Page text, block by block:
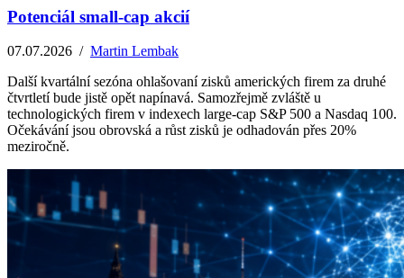
Potenciál small-cap akcií
07.07.2026 / Martin Lembak
Další kvartální sezóna ohlašovaní zisků amerických firem za druhé
čtvrtletí bude jistě opět napínavá. Samozřejmě zvláště u
technologických firem v indexech large-cap S&P 500 a Nasdaq 100.
Očekávání jsou obrovská a růst zisků je odhadován přes 20%
meziročně.